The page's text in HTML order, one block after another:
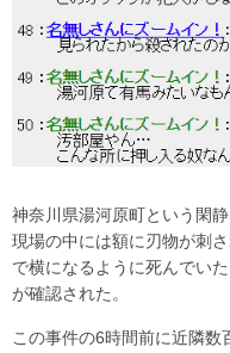
神奈川県湯河原町という閑
現場の中には額に刃物が刺
で横になるように死んでい
が確認された。
この事件の6時間前に近隣数